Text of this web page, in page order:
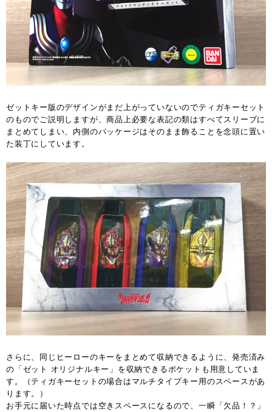
ゼットキー版のデザインがまだ上がっていないのでティガキーセット
のものでご説明しますが、商品上必要な表記の類はすべてスリーブに
まとめてしまい、内側のパッケージはそのまま飾ることを念頭に置い
た装丁にしています。
さらに、同じヒーローのキーをまとめて収納できるように、発売済み
の「ゼット オリジナルキー」を収納できるポケットも用意していま
す。（ティガキーセットの場合はマルチタイプキー用のスペースがあ
ります。）
お手元に届いた時点では空きスペースになるので、一瞬「欠品！？」